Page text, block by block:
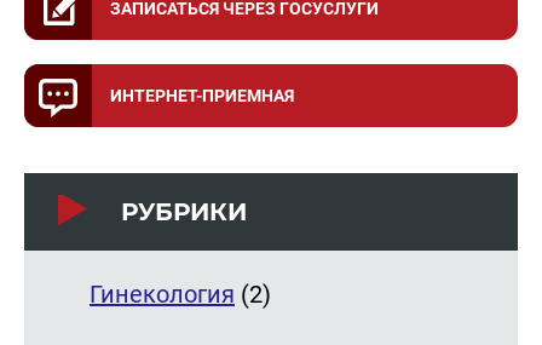
ЗАПИСАТЬСЯ ЧЕРЕЗ ГОСУСЛУГИ
ИНТЕРНЕТ-ПРИЕМНАЯ
РУБРИКИ
Гинекология (2)